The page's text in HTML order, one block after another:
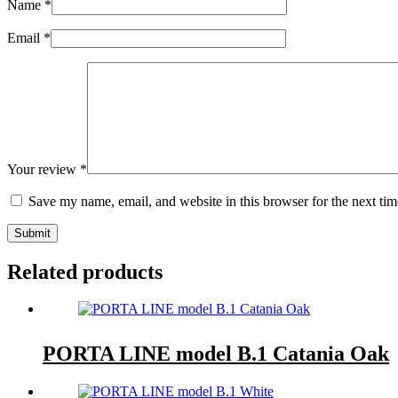
Name *
Email *
Your review *
Save my name, email, and website in this browser for the next
Submit
Related products
PORTA LINE model B.1 Catania Oak